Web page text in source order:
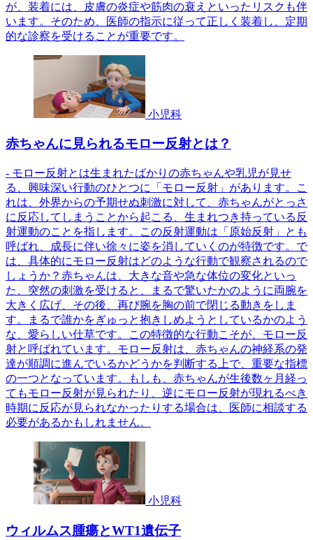
が、装着には、皮膚の炎症や筋肉の衰えといったリスクも伴
います。そのため、医師の指示に従って正しく装着し、定期
的な診察を受けることが重要です。
小児科
赤ちゃんに見られるモロー反射とは？
- モロー反射とは生まれたばかりの赤ちゃんや乳児が見せ
る、興味深い行動のひとつに「モロー反射」があります。こ
れは、外界からの予期せぬ刺激に対して、赤ちゃんがとっさ
に反応してしまうことから起こる、生まれつき持っている反
射運動のことを指します。この反射運動は「原始反射」とも
呼ばれ、成長に伴い徐々に姿を消していくのが特徴です。で
は、具体的にモロー反射はどのような行動で観察されるので
しょうか？赤ちゃんは、大きな音や急な体位の変化といっ
た、突然の刺激を受けると、まるで驚いたかのように両腕を
大きく広げ、その後、再び腕を胸の前で閉じる動きをしま
す。まるで誰かをぎゅっと抱きしめようとしているかのよう
な、愛らしい仕草です。この特徴的な行動こそが、モロー反
射と呼ばれています。モロー反射は、赤ちゃんの神経系の発
達が順調に進んでいるかどうかを判断する上で、重要な指標
の一つとなっています。もしも、赤ちゃんが生後数ヶ月経っ
てもモロー反射が見られたり、逆にモロー反射が現れるべき
時期に反応が見られなかったりする場合は、医師に相談する
必要があるかもしれません。
小児科
ウィルムス腫瘍とWT1遺伝子